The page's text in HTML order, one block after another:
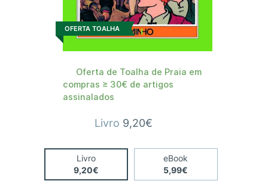
OFERTA TOALHA
Oferta de Toalha de Praia em
compras ≥ 30€ de artigos
assinalados
Livro 9,20€
Livro
9,20€
eBook
5,99€